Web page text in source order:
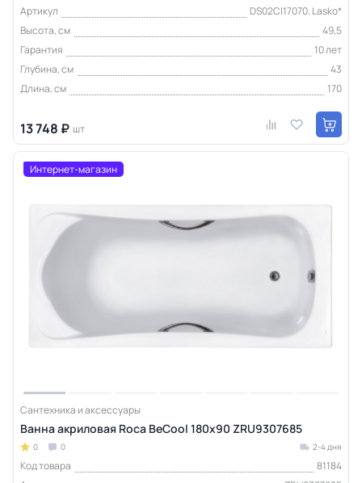
Артикул
DS02Cl17070. Lasko*
Высота, см
49,5
Гарантия
10 лет
Глубина, см
43
Длина, см
170
13 748 ₽ шт
Интернет-магазин
Сантехника и аксессуары
Ванна акриловая Roca BeCool 180х90 ZRU9307685
0 0 2-4 дня
Код товара
81184